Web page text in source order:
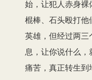
始，让犯人赤身裸
棍棒、石头殴打
英雄，但经过两
息，让你说什么
痛苦，真正转生到